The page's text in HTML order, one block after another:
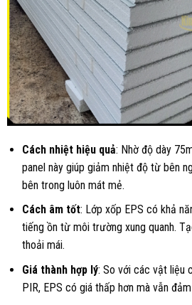
Cách nhiệt hiệu quả: Nhờ độ dày
panel này giúp giảm nhiệt độ từ bên
bên trong luôn mát mẻ.
Cách âm tốt: Lớp xốp EPS có khả
tiếng ồn từ môi trường xung quanh.
thoải mái.
Giá thành hợp lý: So với các vật liệu
PIR, EPS có giá thấp hơn mà vẫn